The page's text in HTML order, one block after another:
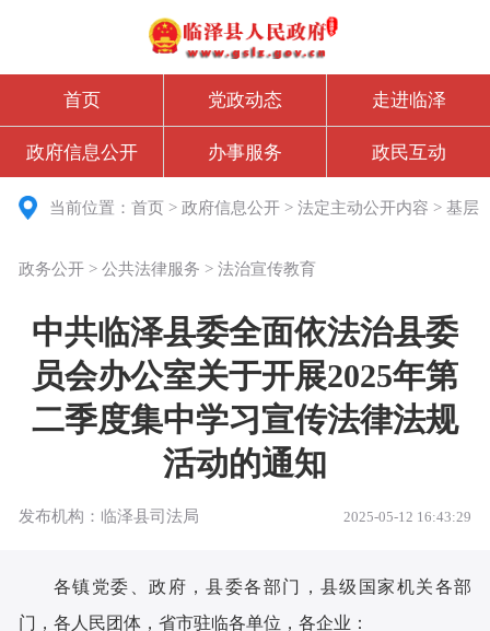
首页 党政动态 走进临泽
政府信息公开 办事服务 政民互动
当前位置：首页 >政府信息公开 >法定主动公开内容 >基层
政务公开 >公共法律服务 >法治宣传教育
中共临泽县委全面依法治县委
员会办公室关于开展2025年第
二季度集中学习宣传法律法规
活动的通知
发布机构：临泽县司法局 2025-05-12 16:43:29
各镇党委、政府，县委各部门，县级国家机关各部
门，各人民团体，省市驻临各单位 ，各企业：